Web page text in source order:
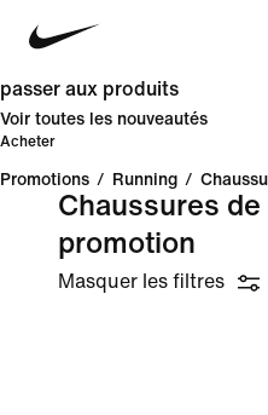
passer aux produits
Voir toutes les nouveautés
Acheter
Promotions / Running /
Chaussures
promotion
Masquer les filtres